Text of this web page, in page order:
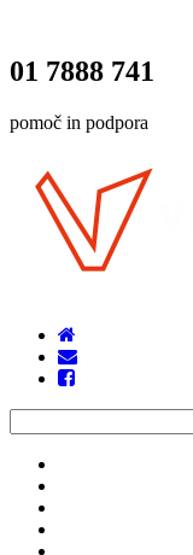
01 7888 741
pomoč in podpora